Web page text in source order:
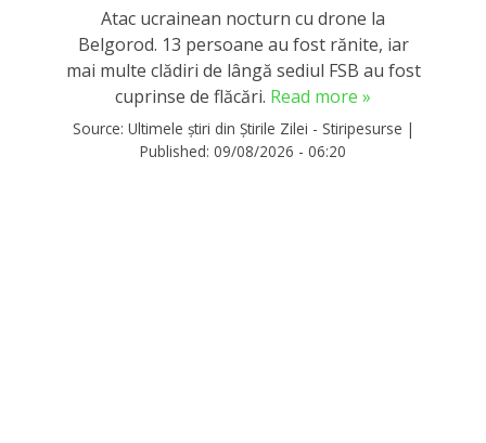
Atac ucrainean nocturn cu drone la
Belgorod. 13 persoane au fost rănite, iar
mai multe clădiri de lângă sediul FSB au fost
cuprinse de flăcări. Read more »
Source: Ultimele știri din Știrile Zilei - Stiripesurse |
Published: 09/08/2026 - 06:20